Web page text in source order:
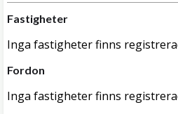
Fastigheter
Inga fastigheter finns
Fordon
Inga fastigheter finns